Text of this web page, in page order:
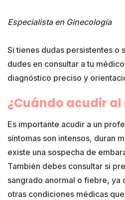
Especialista en Ginecología
Si tienes dudas persistentes o
dudes en consultar a tu
diagnóstico preciso y
¿Cuándo acudir
Es importante acudir a un
síntomas son intensos, duran
existe una sospecha de
También debes consultar si
sangrado anormal o fiebre, ya
otras condiciones médicas